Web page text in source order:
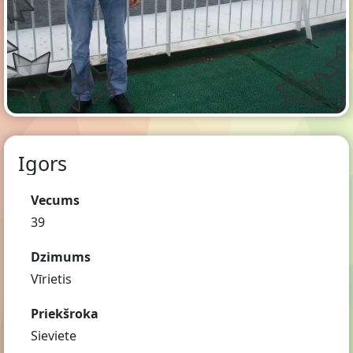
Igors
Vecums
39
Dzimums
Vīrietis
Priekšroka
Sieviete